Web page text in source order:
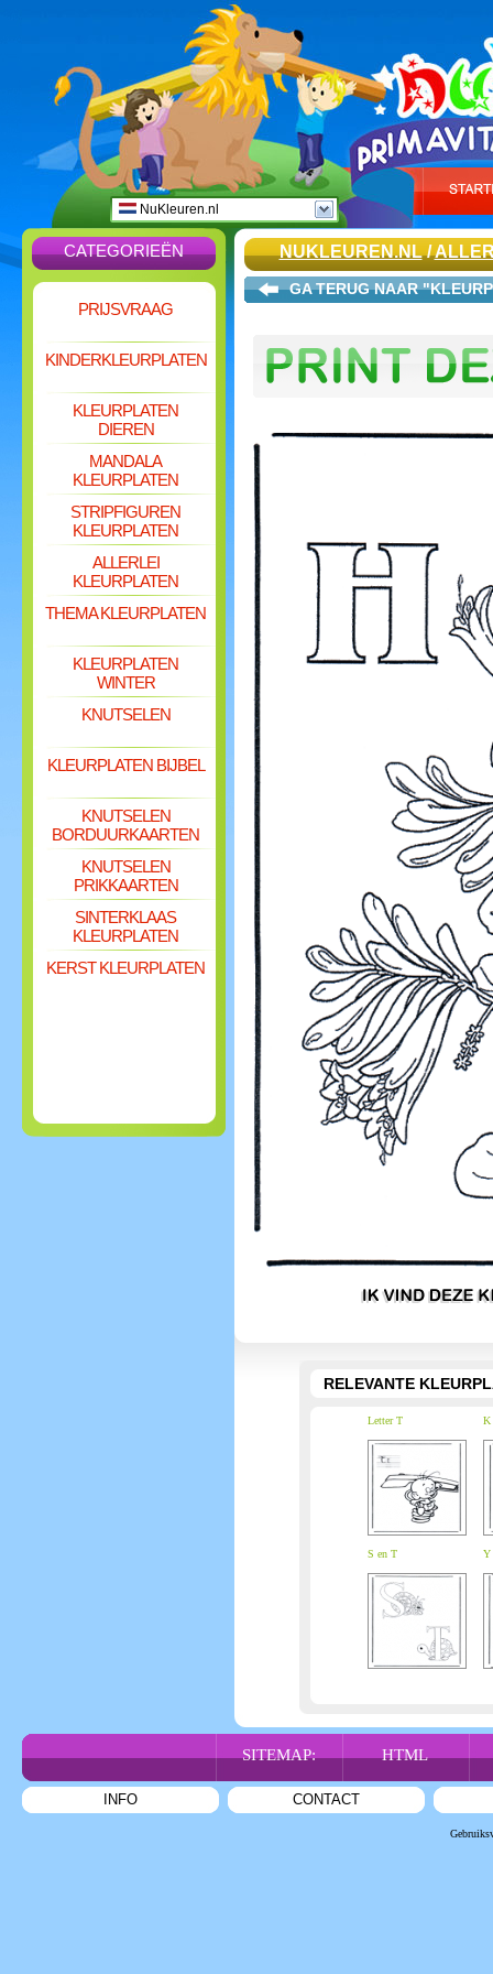
NuKleuren.nl
CATEGORIEËN
PRIJSVRAAG
KINDERKLEURPLATEN
KLEURPLATEN
DIEREN
MANDALA
KLEURPLATEN
STRIPFIGUREN
KLEURPLATEN
ALLERLEI
KLEURPLATEN
THEMA KLEURPLATEN
KLEURPLATEN
WINTER
KNUTSELEN
KLEURPLATEN BIJBEL
KNUTSELEN
BORDUURKAARTEN
KNUTSELEN
PRIKKAARTEN
SINTERKLAAS
KLEURPLATEN
KERST KLEURPLATEN
NUKLEUREN.NL/
GA TERUG NAAR
RELEVANTE
Letter T K
S en T Y
SITEMAP: HTML
INFO CONTACT